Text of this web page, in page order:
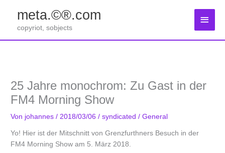
springen
meta.©®.com
copyriot, sobjects
25 Jahre monochrom: Zu Gast in der
FM4 Morning Show
Von johannes/ 2018/03/06/syndicated /General
Yo! Hier ist der Mitschnitt von Grenzfurthners Besuch in der
FM4 Morning Show am 5. März 2018.